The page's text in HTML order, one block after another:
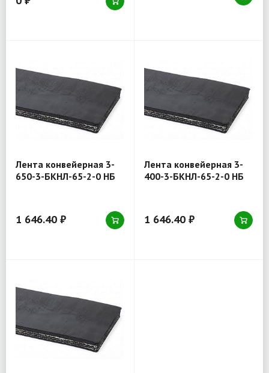
Лента конвейерная 3-
650-3-БКНЛ-65-2-0 НБ
1 646.40 ₽
Лента конвейерная 3-
400-3-БКНЛ-65-2-0 НБ
1 646.40 ₽